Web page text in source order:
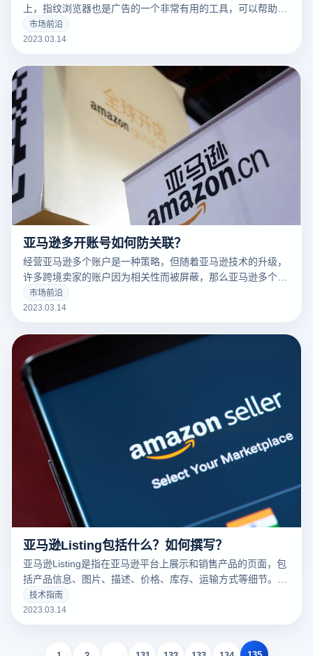
上，指纹浏览器也是广告的一个非常有用的工具，可以帮助广
告营销人员解决许多问题。
市场前沿
2023.03.14
亚马逊多开账号如何防关联？
经营亚马逊多个账户是一种策略，但随着亚马逊技术的升级，
许多跨境卖家的账户因为相关性而被屏蔽，那么亚马逊多个账
户和多个商店的卖家如何防止相关性呢？有什么好的防关联方
法？
市场前沿
2023.03.14
亚马逊Listing包括什么？如何撰写？
亚马逊Listing是指在亚马逊平台上展示和销售产品的页面，包
括产品信息、图片、描述、价格、库存、运输方式等细节。一
个好的亚马逊Listing可以吸引更多的潜在买家，增加销量。以
下云登录指纹浏览器关于亚马逊Listing包括什么？如何撰写？
技术指南
2023.03.14